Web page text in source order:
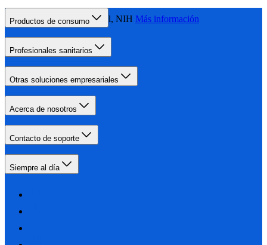
El flúor y la salud dental, NIH Más información
Productos de consumo
Profesionales sanitarios
Otras soluciones empresariales
Acerca de nosotros
Contacto de soporte
Siempre al día